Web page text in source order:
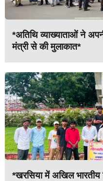
*अतिथि व्याख्याताओं ने
मंत्री से की मुलाकात*
*खरसिया में अखिल भारतीय